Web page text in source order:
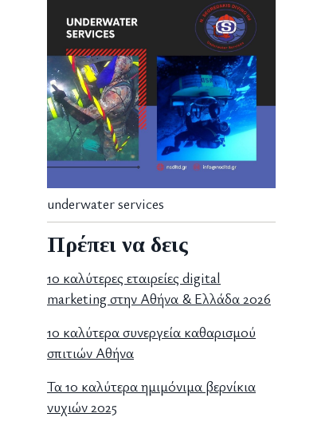
underwater services
Πρέπει να δεις
10 καλύτερες εταιρείες digital
marketing στην Αθήνα & Ελλάδα 2026
10 καλύτερα συνεργεία καθαρισμού
σπιτιών Αθήνα
Τα 10 καλύτερα ημιμόνιμα βερνίκια
νυχιών 2025